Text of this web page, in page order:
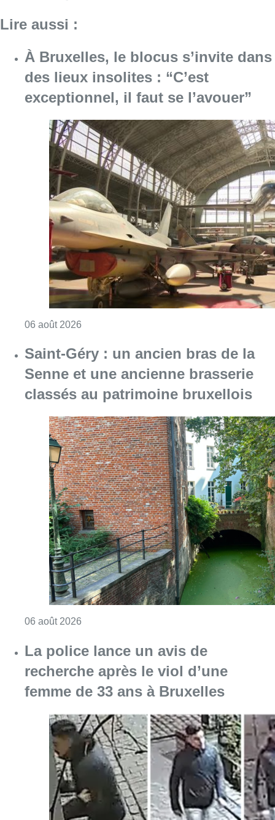
06 août 2026Consulter l'article "À Bruxelles, le blocus
Saint-Géry : un ancien bras de la
Senne et une ancienne brasserie
classés au patrimoine bruxellois
06 août 2026Consulter l'article "Saint-Géry : un ancien
La police lance un avis de
recherche après le viol d’une
femme de 33 ans à Bruxelles
06 août 2026 Consulter l'article "La police lance un avis
La Commune d’Ixelles ouvre un
registre de condoléances en